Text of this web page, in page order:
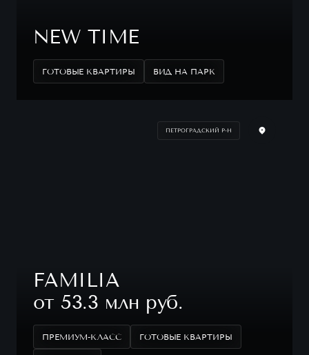
NEW TIME
ГОТОВЫЕ КВАРТИРЫ ВИД НА ПАРК
ПЕТРОГРАДСКИЙ Р-Н
FAMILIA
от 53.3 млн руб.
ПРЕМИУМ-КЛАСС ГОТОВЫЕ КВАРТИРЫ